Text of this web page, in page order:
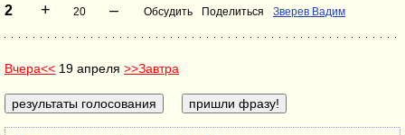
2 + 20 – Обсудить Поделиться Зверев Вадим
Вчера<< 19 апреля >>Завтра